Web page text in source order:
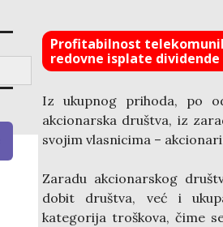
Profitabilnost
redovne isplate dividende
Iz ukupnog prihoda, po
akcionarska društva, iz
svojim vlasnicima –
Zaradu akcionarskog
dobit društva, već i
kategorija troškova, čime